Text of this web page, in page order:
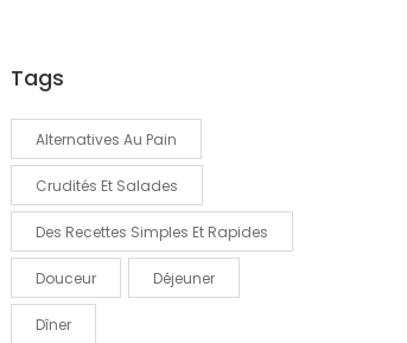
Tags
Alternatives Au Pain
Crudités Et Salades
Des Recettes Simples Et Rapides
Douceur Déjeuner
Dîner